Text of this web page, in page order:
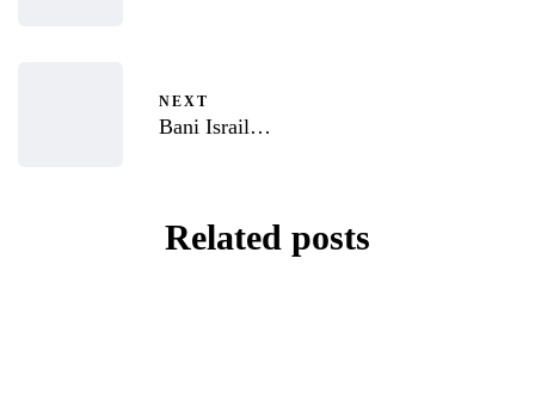
NEXT
Bani Israil…
Related posts